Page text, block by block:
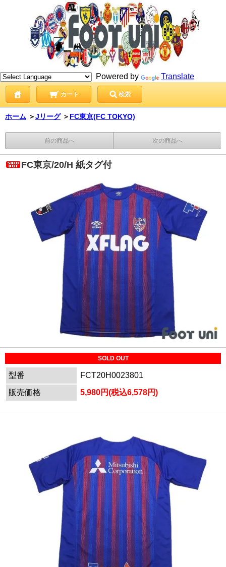
Powered by Translate
カート 検索
ホーム ＞Jリーグ ＞ FC東京(FC TOKYO)
前の商品へ 次の商品へ
FC東京/20/H 紙タグ付
SOLD OUT
型番
FCT20H0023801
販売価格
5,980円(税込6,578円)